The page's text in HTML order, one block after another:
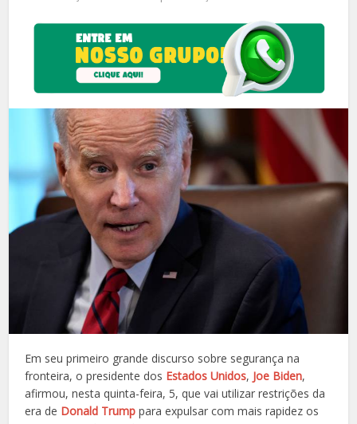
Em seu primeiro grande discurso sobre segurança na
fronteira, o presidente dos Estados Unidos, Joe Biden,
afirmou, nesta quinta-feira, 5, que vai utilizar restrições da
era de Donald Trump para expulsar com mais rapidez os